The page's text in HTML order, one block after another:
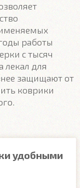
работы
с тысяч
лекал для
защищают от
коврики
удобными